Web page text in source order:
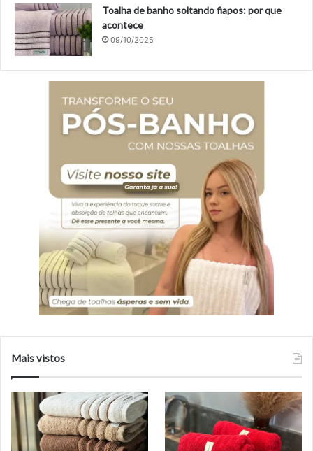
Toalha de banho soltando fiapos: por que
acontece
09/10/2025
Mais vistos